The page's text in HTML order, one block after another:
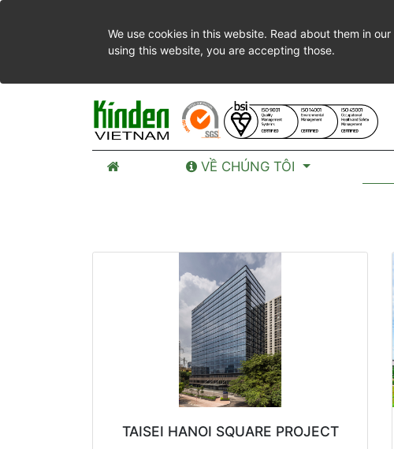
We use cookies in this website. Read about them in our
using this website, you are accepting those.
VỀ CHÚNG TÔI
TAISEI HANOI SQUARE PROJECT